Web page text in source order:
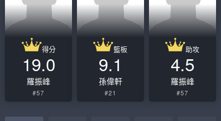
得分
19.0
羅振峰
#57
籃板
9.1
孫偉軒
#21
助攻
4.5
羅振峰
#57